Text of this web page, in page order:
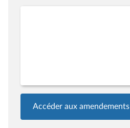
Accéder aux amendements